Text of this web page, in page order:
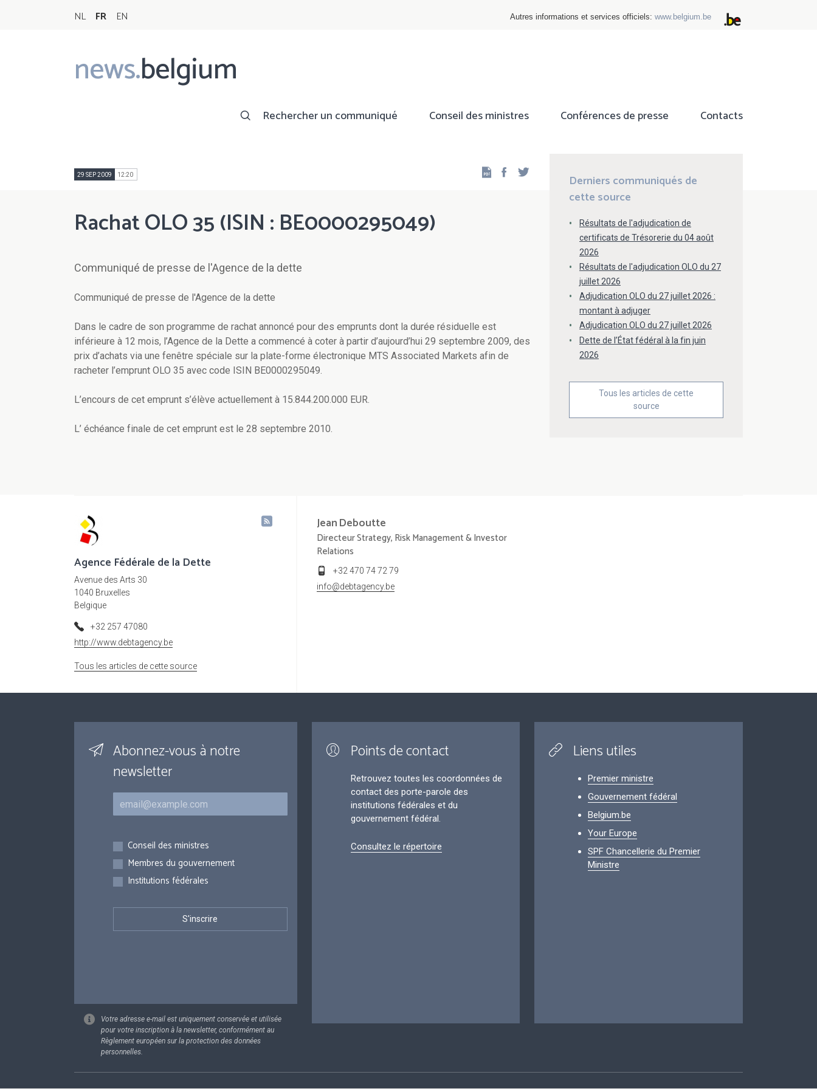
NL FR EN Autres informations et services officiels: www.belgium.be
news.belgium
Main
navigation
Rechercher un communiqué Conseil des ministres Conférences de presse Contacts
29 SEP 2009 12:20 Facebook
Rachat OLO 35 (ISIN : BE0000295049)
Communiqué de presse de l'Agence de la dette
Communiqué de presse de l'Agence de la dette
Dans le cadre de son programme de rachat annoncé pour des emprunts dont la durée résiduelle est
inférieure à 12 mois, l’Agence de la Dette a commencé à coter à partir d’aujourd’hui 29 septembre 2009, des
prix d’achats via une fenêtre spéciale sur la plate-forme électronique MTS Associated Markets afin de
racheter l’emprunt OLO 35 avec code ISIN BE0000295049.
L’encours de cet emprunt s’élève actuellement à 15.844.200.000 EUR.
L’ échéance finale de cet emprunt est le 28 septembre 2010.
Derniers communiqués de
cette source
Résultats de l'adjudication de
certificats de Trésorerie du 04 août
2026
Résultats de l'adjudication OLO du 27
juillet 2026
Adjudication OLO du 27 juillet 2026 :
montant à adjuger
Adjudication OLO du 27 juillet 2026
Dette de l’État fédéral à la fin juin
2026
Tous les articles de cette
source
Agence Fédérale de la Dette
Avenue des Arts 30
1040 Bruxelles
Belgique
+32 257 47080
http://www.debtagency.be
Tous les articles de cette source
JeanDeboutte
Directeur Strategy, Risk Management & Investor
Relations
+32 470 74 72 79
info@debtagency.be
Abonnez-vous à notre
newsletter
Courriel
Inscriptions
Conseil des ministres
Membres du gouvernement
Institutions fédérales
Votre adresse e-mail est uniquement conservée et utilisée
pour votre inscription à la newsletter, conformément au
Règlement européen sur la protection des données
personnelles.
Points de contact
Retrouvez toutes les coordonnées de
contact des porte-parole des
institutions fédérales et du
gouvernement fédéral.
Consultez le répertoire
Liens utiles
Premier ministre
Gouvernement fédéral
Belgium.be
Your Europe
SPF Chancellerie du Premier
Ministre